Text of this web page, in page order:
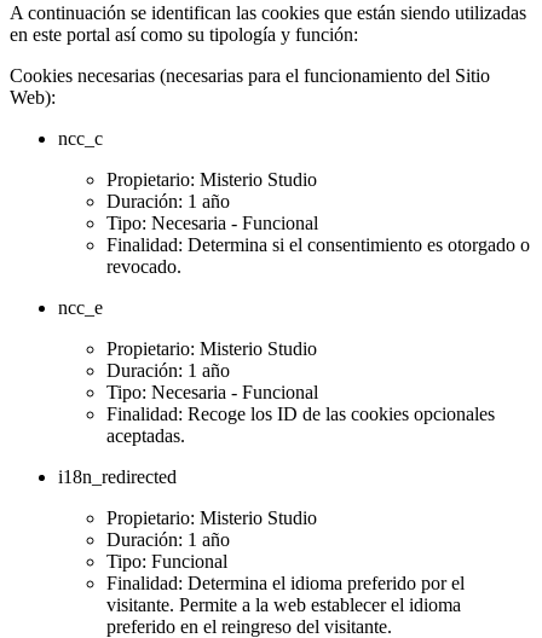
A continuación se identifican las cookies que están siendo utilizadas
en este portal así como su tipología y función:
Cookies necesarias (necesarias para el funcionamiento del Sitio
Web):
ncc_c
Propietario: Misterio Studio
Duración: 1 año
Tipo: Necesaria - Funcional
Finalidad: Determina si el consentimiento es otorgado o
revocado.
ncc_e
Propietario: Misterio Studio
Duración: 1 año
Tipo: Necesaria - Funcional
Finalidad: Recoge los ID de las cookies opcionales
aceptadas.
i18n_redirected
Propietario: Misterio Studio
Duración: 1 año
Tipo: Funcional
Finalidad: Determina el idioma preferido por el
visitante. Permite a la web establecer el idioma
preferido en el reingreso del visitante.